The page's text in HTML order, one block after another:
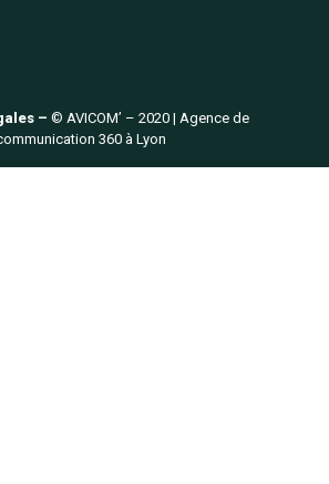
– © AVICOM’ – 2020 | Agence de
360 à Lyon